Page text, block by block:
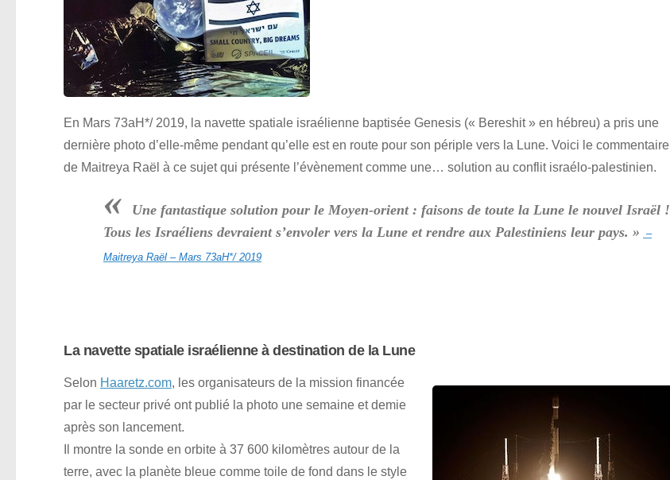
En Mars 73aH*/ 2019, la navette spatiale israélienne baptisée Genesis (« Bereshit » en hébreu) a pris une
dernière photo d’elle-même pendant qu’elle est en route pour son périple vers la Lune. Voici le commentaire
de Maitreya Raël à ce sujet qui présente l’évènement comme une… solution au conflit israélo-palestinien.
«
Une fantastique solution pour le Moyen-orient : faisons de toute la Lune le nouvel Israël !
Tous les Israéliens devraient s’envoler vers la Lune et rendre aux Palestiniens leur pays. » –
Maitreya Raël – Mars 73aH*/ 2019
La navette spatiale israélienne à destination de la Lune
Selon Haaretz.com, les organisateurs de la mission financée
par le secteur privé ont publié la photo une semaine et demie
après son lancement.
Il montre la sonde en orbite à 37 600 kilomètres autour de la
terre, avec la planète bleue comme toile de fond dans le style